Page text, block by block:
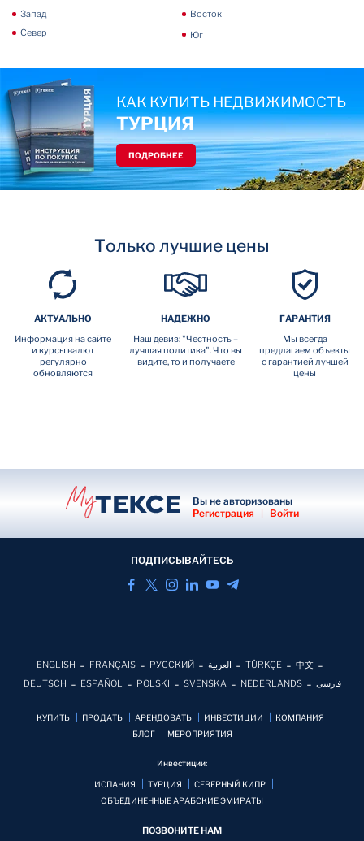
Запад
Восток
Север
Юг
КАК КУПИТЬ НЕДВИЖИМОСТЬ
ТУРЦИЯ
ПОДРОБНЕЕ
Только лучшие цены
АКТУАЛЬНО
Информация на сайте
и курсы валют
регулярно
обновляются
НАДЕЖНО
Наш девиз: "Честность –
лучшая политика". Что вы
видите, то и получаете
ГАРАНТИЯ
Мы всегда
предлагаем объекты
с гарантией лучшей
цены
Вы не авторизованы
Регистрация
| Войти
ПОДПИСЫВАЙТЕСЬ
ENGLISH FRANÇAIS РУССКИЙ العربية TÜRKÇE
中文
DEUTSCH
ESPAÑOL POLSKI SVENSKA NEDERLANDS فارسی
КУПИТЬ ПРОДАТЬ АРЕНДОВАТЬ ИНВЕСТИЦИИ
КОМПАНИЯ
БЛОГ
MЕРОПРИЯТИЯ
Инвестиции:
ИСПАНИЯ ТУРЦИЯ
СЕВЕРНЫЙ КИПР
ОБЪЕДИНЕННЫЕ АРАБСКИЕ ЭМИРАТЫ
ПОЗВОНИТЕ НАМ